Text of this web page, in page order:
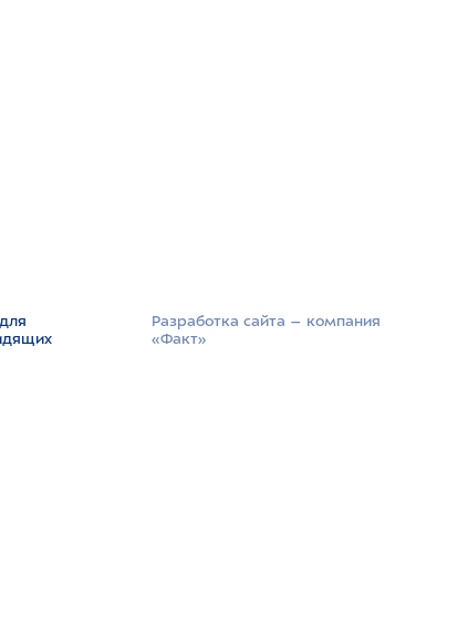
Разработка сайта –­ компания
«Факт»